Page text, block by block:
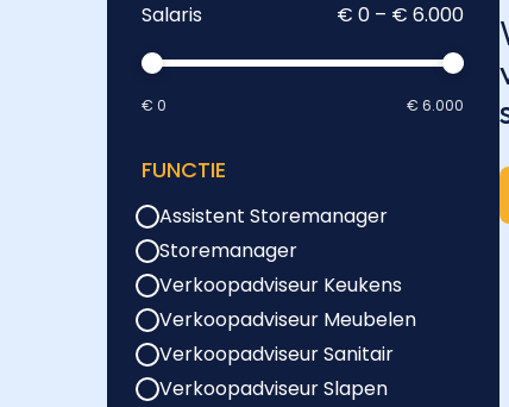
Salaris € 0 – € 6.000
€ 0 € 6.000
FUNCTIE
Assistent Storemanager
Storemanager
Verkoopadviseur Keukens
Verkoopadviseur Meubelen
Verkoopadviseur Sanitair
Verkoopadviseur Slapen